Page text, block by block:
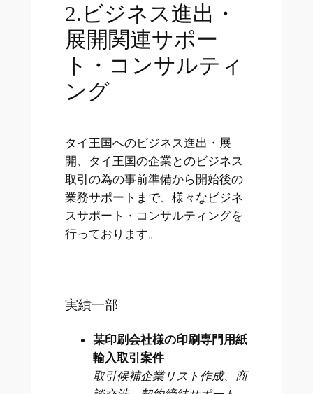
2.ビジネス進出・
展開関連サポー
ト・コンサルティ
ング
タイ王国へのビジネス進出・展
開、タイ王国の企業とのビジネス
取引の為の事前準備から開始後の
業務サポートまで、様々なビジネ
スサポート・コンサルティングを
行っております。
実績一部
某印刷会社様の印刷専門用紙
輸入取引案件
取引候補企業リスト作成、商